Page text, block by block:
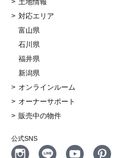
土地情報
対応エリア
富山県
石川県
福井県
新潟県
オンラインルーム
オーナーサポート
販売中の物件
公式SNS